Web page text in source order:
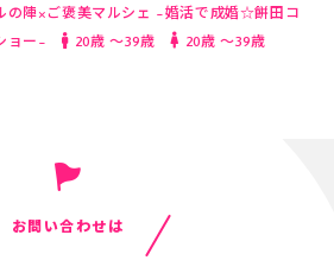
陣×ご褒美マルシェ ~婚活で成婚☆餅田コ
ョー~
20歳 〜39歳 20歳 〜39歳
お問い合わせは